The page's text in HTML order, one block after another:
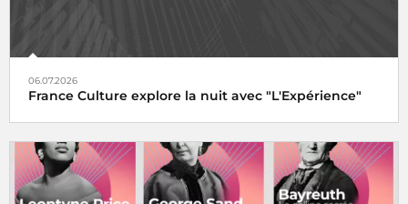
06.07.2026
France Culture explore la nuit avec "L'Expérience"